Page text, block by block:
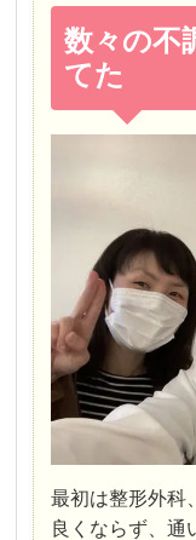
数々の不
てた
最初は整形外科
良くならず、通